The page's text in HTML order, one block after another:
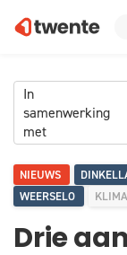
In
samenwerking
met
NIEUWS
WEERSELO
Drie